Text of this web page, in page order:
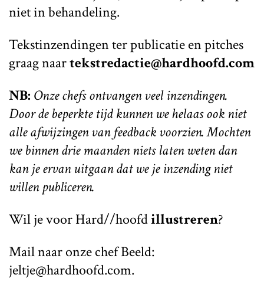
niet in behandeling.
Tekstinzendingen ter publicatie en pitches
graag naartekstredactie@hardhoofd.com
NB: Onze chefs ontvangen veel inzendingen.
Door de beperkte tijd kunnen we helaas ook niet
alle afwijzingen van feedback voorzien. Mochten
we binnen drie maanden niets laten weten dan
kan je ervan uitgaan dat we je inzending niet
willen publiceren.
Wil je voor Hard//hoofdillustreren?
Mail naar onze chef Beeld:
jeltje@hardhoofd.com.